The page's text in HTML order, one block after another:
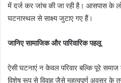
में दर्ज कर जांच की जा रही है। आसपास के
घटनास्थल से साक्ष्य जुटाए गए हैं।
जानिए सामाजिक और पारिवारिक पहलू
ऐसी घटनाएं न केवल परिवार बल्कि पूरे समाज
विशेष रूप से विवाह जैसे महत्वपूर्ण अवसर के